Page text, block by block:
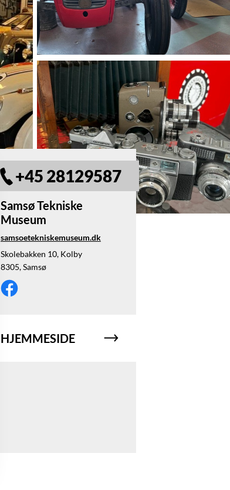
© Samsø Tekniske Musuem
+45 28129587
Samsø Tekniske
Museum
samsoetekniskemuseum.dk
Skolebakken 10, Kolby
8305, Samsø
HJEMMESIDE